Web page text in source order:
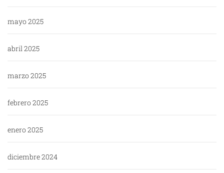
mayo 2025
abril 2025
marzo 2025
febrero 2025
enero 2025
diciembre 2024